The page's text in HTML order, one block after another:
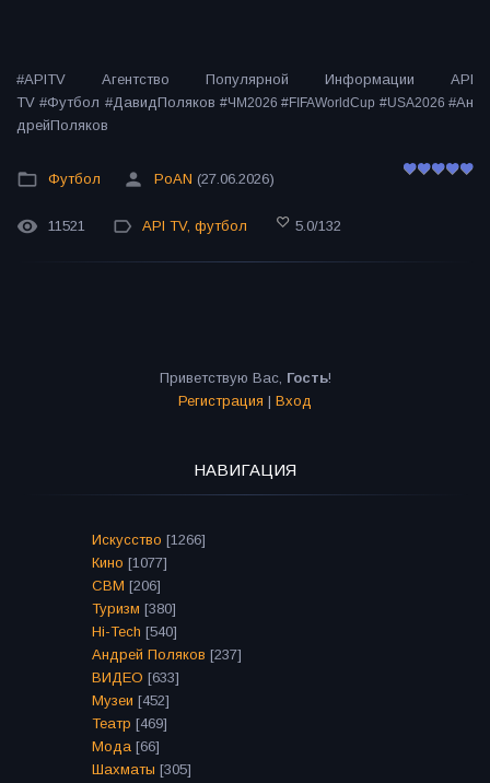
#APITV Агентство Популярной Информации API
TV #Футбол #ДавидПоляков #ЧМ2026 #FIFAWorldCup #USA2026 #Ан
дрейПоляков
Футбол PoAN (27.06.2026)
11521 API TV, футбол 5.0/132
Приветствую Вас, Гость!
Регистрация | Вход
НАВИГАЦИЯ
Искусство [1266]
Кино [1077]
СВМ [206]
Туризм [380]
Hi-Tech [540]
Андрей Поляков [237]
ВИДЕО [633]
Музеи [452]
Театр [469]
Мода [66]
Шахматы [305]